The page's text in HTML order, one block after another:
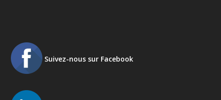
Suivez-nous sur Facebook